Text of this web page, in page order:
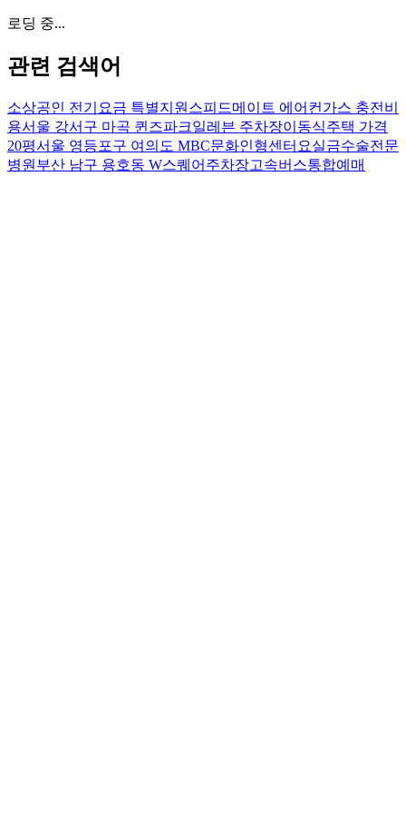
로딩 중...
관련 검색어
소상공인 전기요금 특별지원 스피드메이트 에어컨가스 충전비
용서울 강서구 마곡 퀸즈파크일레븐 주차장이동식주택 가격
20평서울 영등포구 여의도 MBC문화인형센터 요실금수술전문
병원 부산 남구 용호동 W스퀘어주차장고속버스통합예매